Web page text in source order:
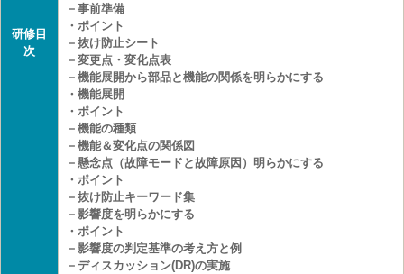
研修目
次
－事前準備
・ポイント
－抜け防止シート
－変更点・変化点表
－機能展開から部品と機能の関係を明らかにする
・機能展開
・ポイント
－機能の種類
－機能＆変化点の関係図
－懸念点（故障モードと故障原因）明らかにする
・ポイント
－抜け防止キーワード集
－影響度を明らかにする
・ポイント
－影響度の判定基準の考え方と例
－ディスカッション(DR)の実施